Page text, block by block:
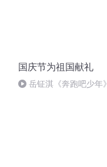
国庆节为祖国献礼
岳钲淇《奔跑吧少年》